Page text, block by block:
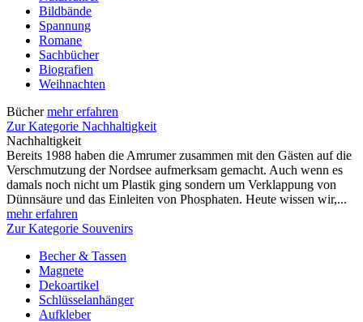
Bildbände
Spannung
Romane
Sachbücher
Biografien
Weihnachten
Büchermehr erfahren
Zur Kategorie Nachhaltigkeit
Nachhaltigkeit
Bereits 1988 haben die Amrumer zusammen mit den Gästen auf die
Verschmutzung der Nordsee aufmerksam gemacht. Auch wenn es
damals noch nicht um Plastik ging sondern um Verklappung von
Dünnsäure und das Einleiten von Phosphaten. Heute wissen wir,...
mehr erfahren
Zur Kategorie Souvenirs
Becher & Tassen
Magnete
Dekoartikel
Schlüsselanhänger
Aufkleber